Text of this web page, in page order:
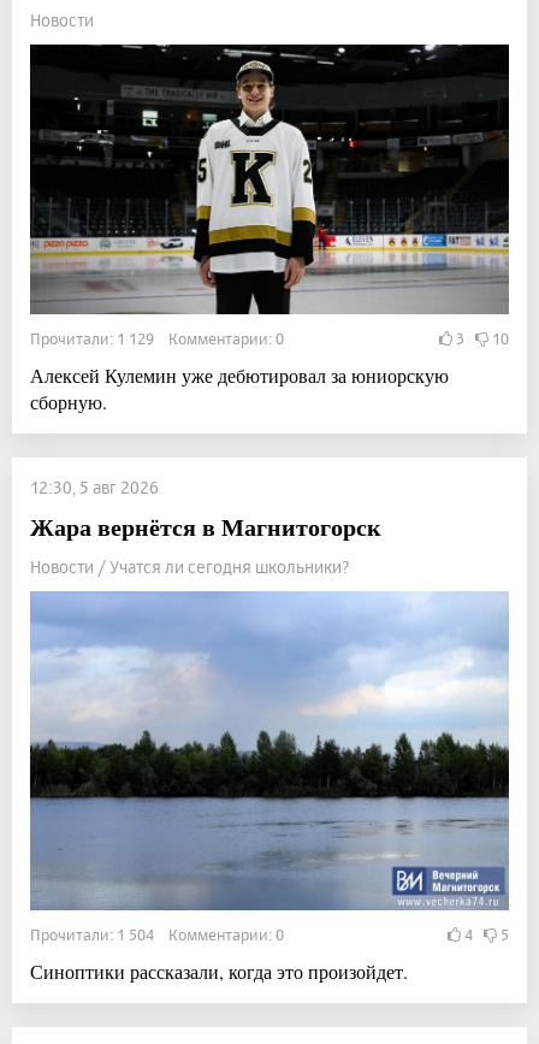
Новости
Прочитали: 1 129 Комментарии: 0 3 10
Алексей Кулемин уже дебютировал за юниорскую
сборную.
12:30, 5 авг 2026
Жара вернётся в Магнитогорск
Новости / Учатся ли сегодня школьники?
Прочитали: 1 504 Комментарии: 0 4 5
Синоптики рассказали, когда это произойдет.